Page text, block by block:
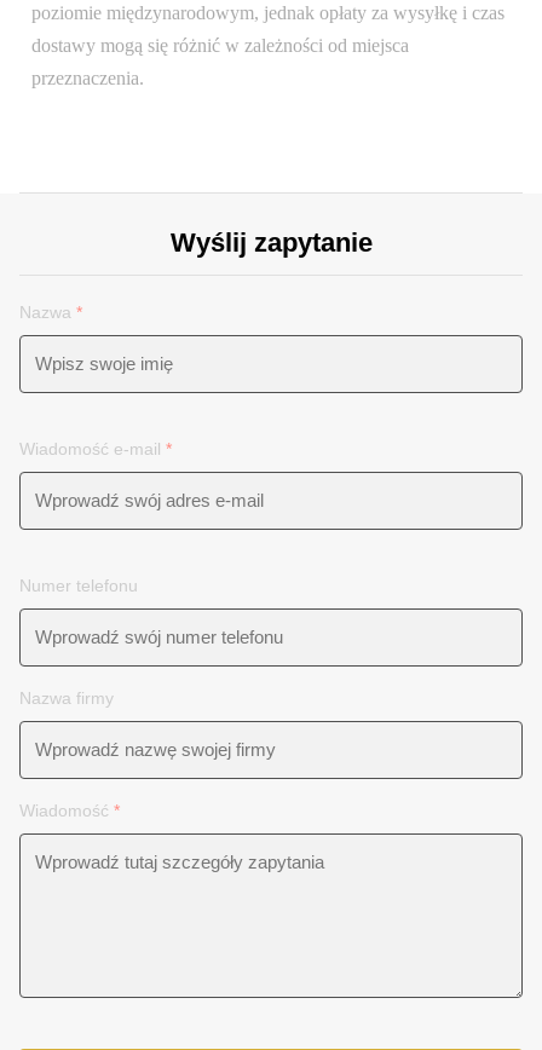
poziomie międzynarodowym, jednak opłaty za wysyłkę i czas
dostawy mogą się różnić w zależności od miejsca
przeznaczenia.
Wyślij zapytanie
Nazwa *
Wiadomość e-mail *
Numer telefonu
Nazwa firmy
Wiadomość *